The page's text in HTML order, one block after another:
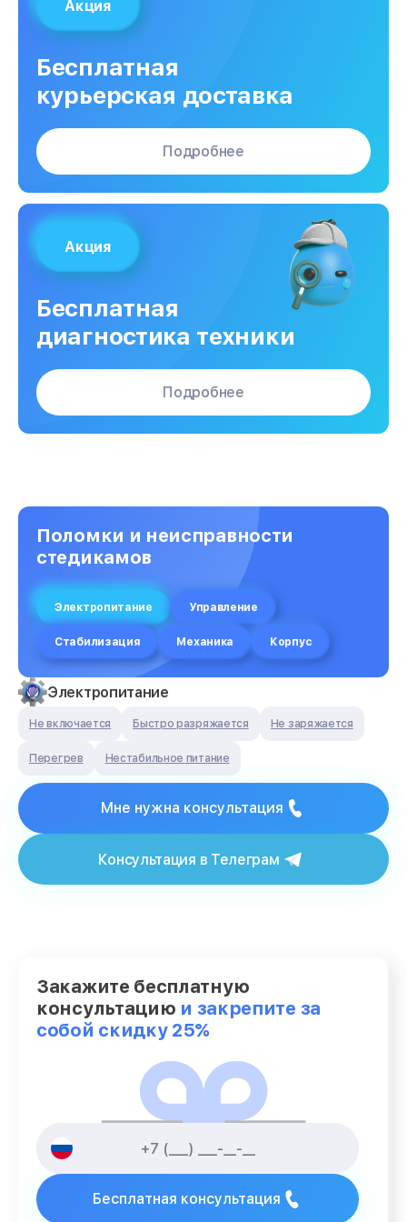
Акция
Бесплатная
курьерская доставка
Подробнее
Акция
Бесплатная
диагностика техники
Подробнее
Поломки и неисправности
стедикамов
Электропитание Управление
Стабилизация Механика Корпус
Электропитание
Не включается Быстро разряжается Не заряжается
Перегрев Нестабильное питание
Мне нужна консультация
Консультация в Телеграм
Закажите бесплатную
консультацию и закрепите за
собой скидку 25%
Бесплатная консультация